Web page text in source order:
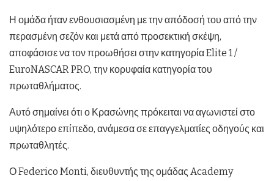
Η ομάδα ήταν ενθουσιασμένη με την απόδοσή του από την
περασμένη σεζόν και μετά από προσεκτική σκέψη,
αποφάσισε να τον προωθήσει στην κατηγορία Elite 1 /
EuroNASCAR PRO, την κορυφαία κατηγορία του
πρωταθλήματος.
Αυτό σημαίνει ότι ο Κρασώνης πρόκειται να αγωνιστεί στο
υψηλότερο επίπεδο, ανάμεσα σε επαγγελματίες οδηγούς και
πρωταθλητές.
Ο Federico Monti, διευθυντής της ομάδας Academy